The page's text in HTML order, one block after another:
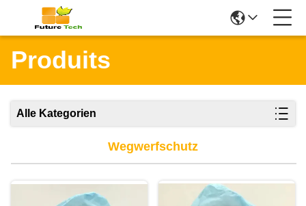
Produits
Alle Kategorien
Wegwerfschutz